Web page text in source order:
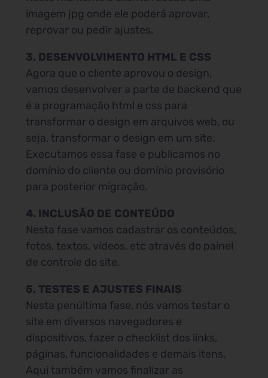
imagem jpg onde ele poderá aprovar,
reprovar ou pedir ajustes.
3. DESENVOLVIMENTO HTML E CSS
Agora que o cliente aprovou o design,
vamos desenvolver a parte de backend que
é a programação html e css para
transformar o design em arquivos web, ou
seja, transformar o design em um site.
Executamos essa fase e publicamos no
domínio do cliente ou domínio provisório
para posterior migração.
4. INCLUSÃO DE CONTEÚDO
Nesta fase vamos cadastrar os conteúdos,
fotos, textos, vídeos, etc através do painel
de controle do site.
5. TESTES E AJUSTES FINAIS
Nesta penúltima fase, nós vamos testar o
site em diversos navegadores e
dispositivos, fazer o checklist dos links,
páginas, funcionalidades e demais itens.
Aqui também vamos finalizar as